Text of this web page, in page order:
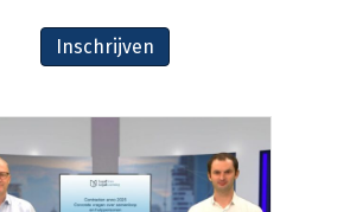
Inschrijven